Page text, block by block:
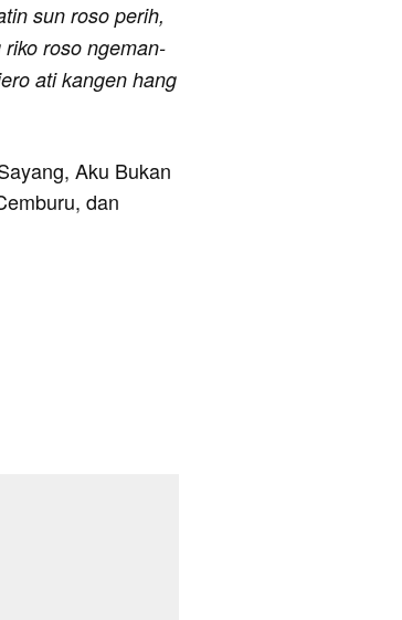
sun roso perih,
roso ngeman-
ati kangen hang
Aku Bukan
dan